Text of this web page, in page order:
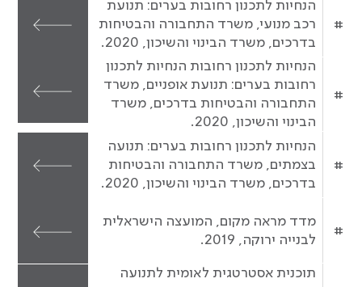
הנחיות לתכנון רחובות בערים: תנועת
רכב מנועי, משרד התחבורה והבטיחות
בדרכים, משרד הבינוי והשיכון, 2020.
#
הנחיות לתכנון רחובות הנחיות לתכנון
רחובות בערים: תנועת אופניים, משרד
התחבורה והבטיחות בדרכים, משרד
הבינוי והשיכון, 2020.
#
הנחיות לתכנון רחובות בערים: תנועה
בצמתים, משרד התחבורה והבטיחות
בדרכים, משרד הבינוי והשיכון, 2020.
#
מדד מראה מקום, המועצה הישראלית
לבנייה ירוקה, 2019.
#
תוכנית אסטרטגית לאומית לתנועה